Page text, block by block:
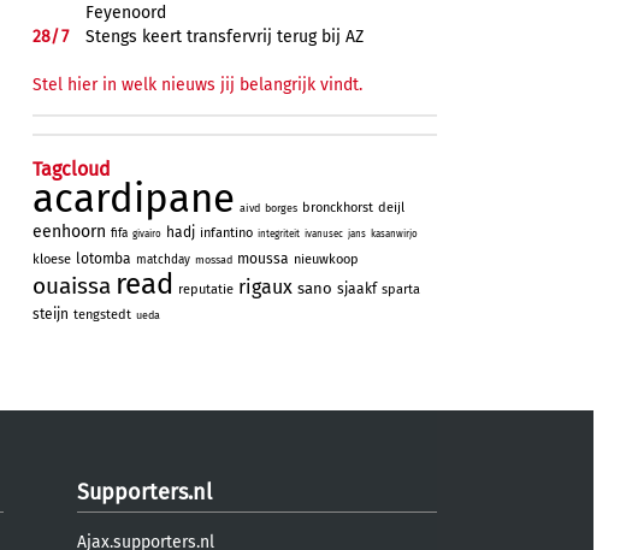
Feyenoord
28/7 Stengs keert transfervrij terug bij AZ
Stel hier in welk nieuws jij belangrijk vindt.
Tagcloud
acardipane aivd borges bronckhorst deijl
eenhoorn fifa givairo hadj infantino integriteit ivanusec jans kasanwirjo
kloese lotomba matchday mossad moussa nieuwkoop
ouaissa read reputatie rigaux sano sjaakf sparta
steijn tengstedt ueda
Supporters.nl
Ajax.supporters.nl